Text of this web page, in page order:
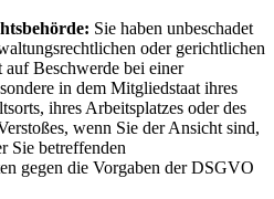
Sie haben unbeschadet
oder gerichtlichen
auf Beschwerde bei einer
in dem Mitgliedstaat ihres
ihres Arbeitsplatzes oder des
wenn Sie der Ansicht sind,
Sie betreffenden
gegen die Vorgaben der DSGVO